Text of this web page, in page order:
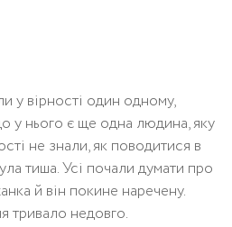
у вірності один одному,
у нього є ще одна людина, яку
не знали, як поводитися в
тиша. Усі почали думати про
й він покине наречену.
тривало недовго.